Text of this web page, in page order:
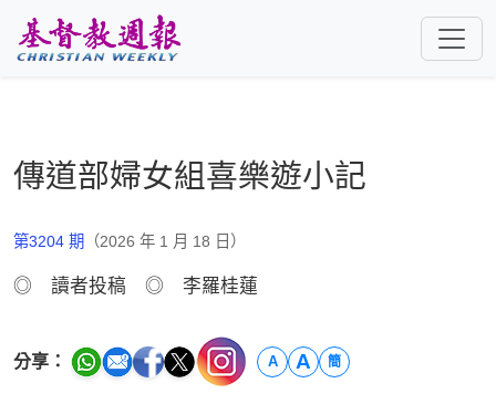
傳道部婦女組喜樂遊小記
第3204 期 （2026 年 1 月 18 日）
◎ 讀者投稿 ◎ 李羅桂蓮
分享： A A 簡